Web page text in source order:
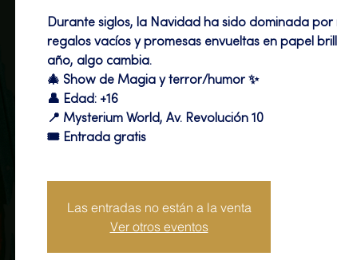
Durante siglos, la Navidad ha sido dominada por
regalos vacíos y promesas envueltas en papel
año, algo cambia.
🎄 Show de Magia y terror/humor ✨
👤 Edad: +16
📍 Mysterium World, Av. Revolución 10
🎟️ Entrada gratis
Las entradas no están a la venta
Ver otros eventos